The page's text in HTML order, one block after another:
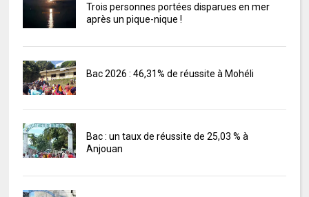
Trois personnes portées disparues en mer
après un pique-nique !
Bac 2026 : 46,31% de réussite à Mohéli
Bac : un taux de réussite de 25,03 % à
Anjouan